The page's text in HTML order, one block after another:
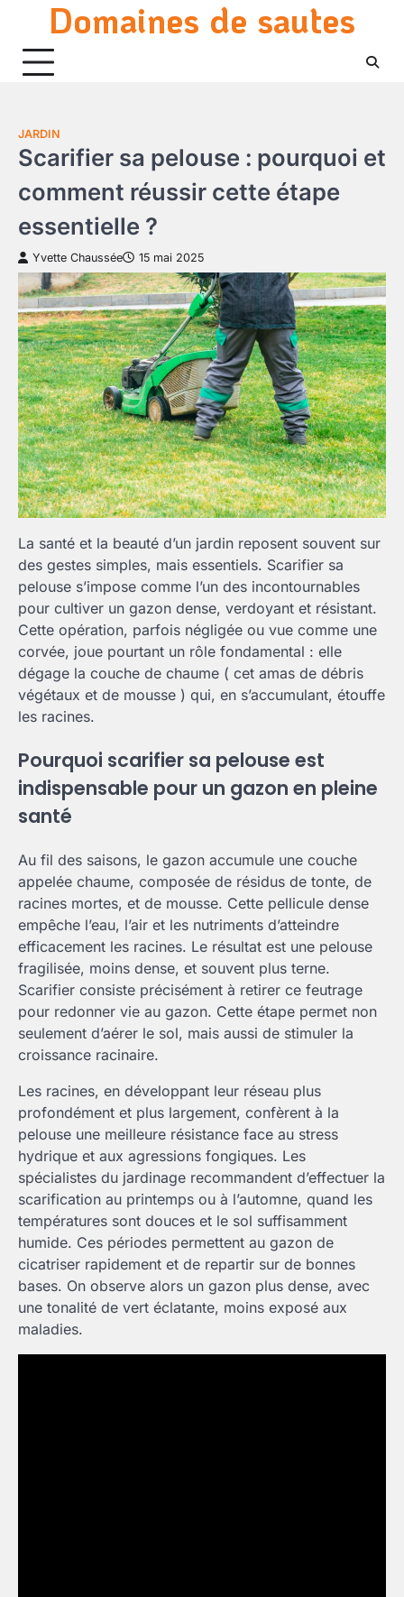
content
Domaines de sautes
JARDIN
Scarifier sa pelouse : pourquoi et
comment réussir cette étape
essentielle ?
Yvette Chaussée 15 mai 2025
La santé et la beauté d’un jardin reposent souvent sur
des gestes simples, mais essentiels. Scarifier sa
pelouse s’impose comme l’un des incontournables
pour cultiver un gazon dense, verdoyant et résistant.
Cette opération, parfois négligée ou vue comme une
corvée, joue pourtant un rôle fondamental : elle
dégage la couche de chaume ( cet amas de débris
végétaux et de mousse ) qui, en s’accumulant, étouffe
les racines.
Pourquoi scarifier sa pelouse est
indispensable pour un gazon en pleine
santé
Au fil des saisons, le gazon accumule une couche
appelée chaume, composée de résidus de tonte, de
racines mortes, et de mousse. Cette pellicule dense
empêche l’eau, l’air et les nutriments d’atteindre
efficacement les racines. Le résultat est une pelouse
fragilisée, moins dense, et souvent plus terne.
Scarifier consiste précisément à retirer ce feutrage
pour redonner vie au gazon. Cette étape permet non
seulement d’aérer le sol, mais aussi de stimuler la
croissance racinaire.
Les racines, en développant leur réseau plus
profondément et plus largement, confèrent à la
pelouse une meilleure résistance face au stress
hydrique et aux agressions fongiques. Les
spécialistes du jardinage recommandent d’effectuer la
scarification au printemps ou à l’automne, quand les
températures sont douces et le sol suffisamment
humide. Ces périodes permettent au gazon de
cicatriser rapidement et de repartir sur de bonnes
bases. On observe alors un gazon plus dense, avec
une tonalité de vert éclatante, moins exposé aux
maladies.